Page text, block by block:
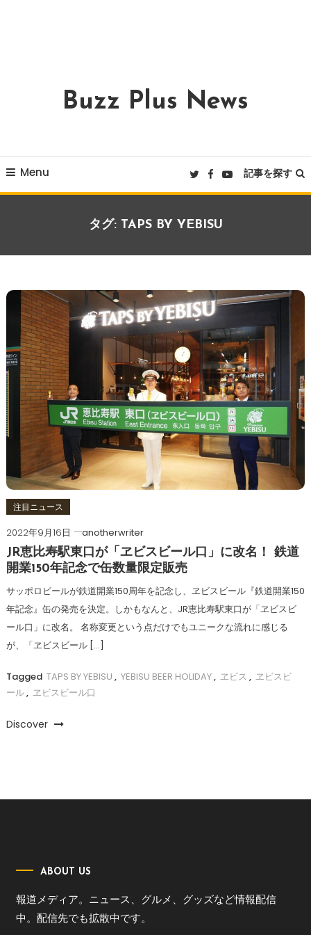
Buzz Plus News
Menu 記事を探す
タグ: TAPS BY YEBISU
注目ニュース
2022年9月16日
anotherwriter
JR恵比寿駅東口が「ヱビスビール口」に改名！ 鉄道
開業150年記念で缶数量限定販売
サッポロビールが鉄道開業150周年を記念し、ヱビスビール『鉄道開業150
年記念』缶の発売を決定。しかもなんと、JR恵比寿駅東口が「ヱビスビ
ール口」に改名。 名称変更という点だけでもユニークな流れに感じる
が、「ヱビスビール […]
Tagged TAPS BY YEBISU , YEBISU BEER HOLIDAY, ヱビス , ヱビスビ
ール, ヱビスビール口
Discover
ABOUT US
報道メディア。ニュース、グルメ、グッズなど情報配信
中。配信先でも拡散中です。